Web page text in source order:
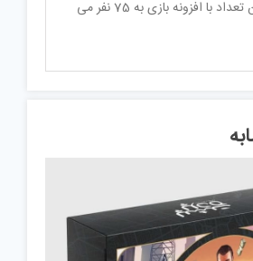
با هم را دارد که این تعداد با افزونه بازی به 75 نفر می